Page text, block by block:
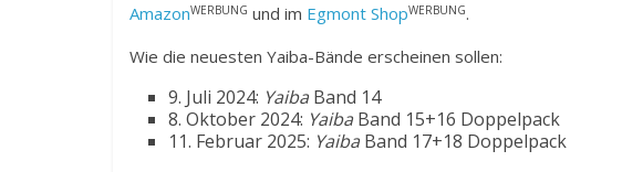
AmazonWERBUNG und im Egmont ShopWERBUNG.
Wie die neuesten Yaiba-Bände erscheinen sollen:
9. Juli 2024: Yaiba Band 14
8. Oktober 2024: Yaiba Band 15+16 Doppelpack
11. Februar 2025: Yaiba Band 17+18 Doppelpack